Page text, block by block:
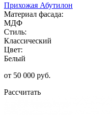
Прихожая Абутилон
Материал фасада:
МДФ
Стиль:
Классический
Цвет:
Белый
от 50 000 руб.
Рассчитать